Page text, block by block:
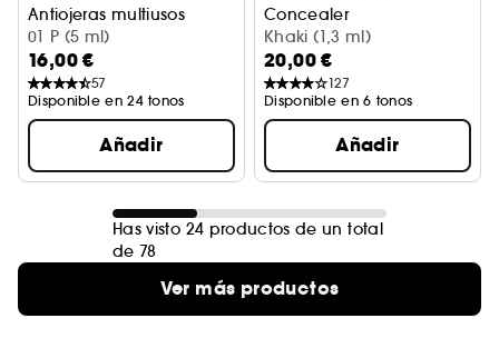
Antiojeras multiusos
01 P (5 ml)
16,00 €
57
Disponible en 24 tonos
Añadir
Concealer
Corrector líquido ultraligero
Khaki (1,3 ml)
20,00 €
127
Disponible en 6 tonos
Añadir
Has visto 24 productos de un total
de 78
Ver más productos